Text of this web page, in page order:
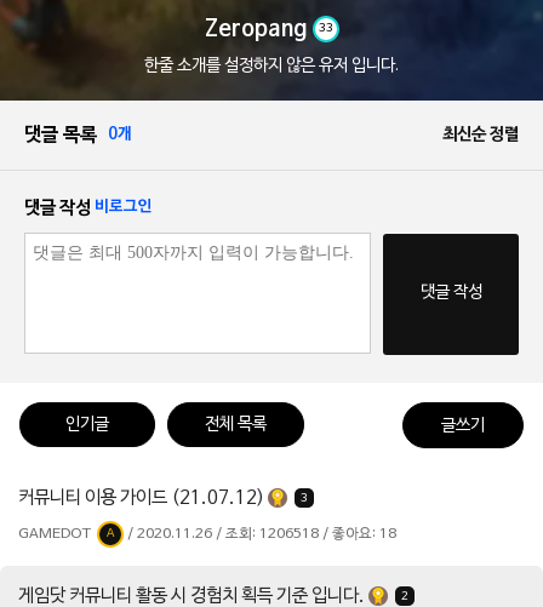
Zeropang 33
한줄 소개를 설정하지 않은 유저 입니다.
댓글 목록 0개 최신순 정렬
댓글 작성 비로그인
댓글 작성
인기글 전체 목록 글쓰기
커뮤니티 이용 가이드 (21.07.12) 3
GAMEDOT A / 2020.11.26 / 조회: 1206518 / 좋아요: 18
게임닷 커뮤니티 활동 시 경험치 획득 기준 입니다. 2